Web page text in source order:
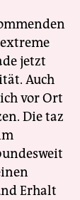
jetzt
Auch
vor Ort
Die taz
Erhalt